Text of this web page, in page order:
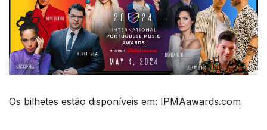
Os bilhetes estão disponíveis em: IPMAawards.com